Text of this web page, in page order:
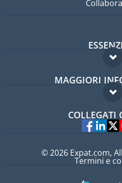
Forum per
Guida
MAGGIORI
Domande
COLLEGATI
© 2026 Expat.com,
Termini e